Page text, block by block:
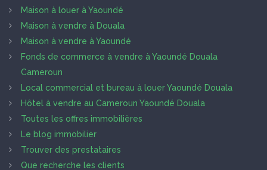
Maison à louer à Yaoundé
Maison à vendre à Douala
Maison à vendre à Yaoundé
Fonds de commerce à vendre à Yaoundé Douala
Cameroun
Local commercial et bureau à louer Yaoundé Douala
Hôtel à vendre au Cameroun Yaoundé Douala
Toutes les offres immobilières
Le blog immobilier
Trouver des prestataires
Que recherche les clients